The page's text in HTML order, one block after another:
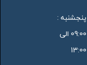
پنجشنبه :
09:00 الی
13:00